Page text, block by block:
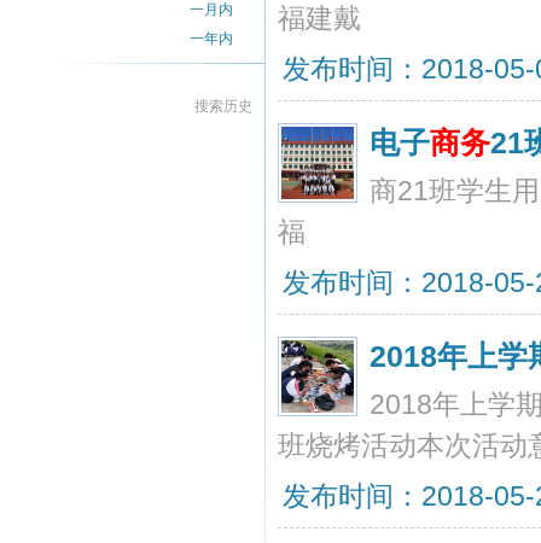
一月内
一年内
搜索历史
福建戴
发布时间：2018-
电子商务21
商21班学生
福
发布时间：2018-
2018年上学
2018年上学
班烧烤活动本次活动
发布时间：2018-